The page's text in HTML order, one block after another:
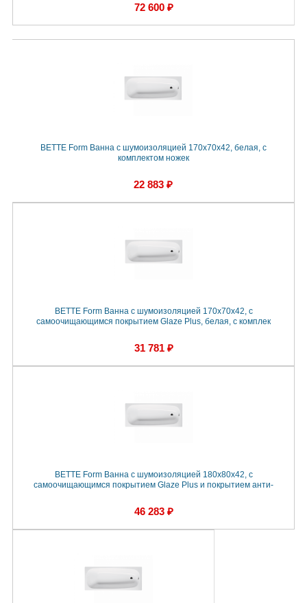
72 600 ₽
BETTE Form Ванна с шумоизоляцией 170х70х42, белая, с
комплектом ножек
22 883 ₽
BETTE Form Ванна с шумоизоляцией 170х70х42, с
самоочищающимся покрытием Glaze Plus, белая, с комплек
31 781 ₽
BETTE Form Ванна с шумоизоляцией 180х80х42, с
самоочищающимся покрытием Glaze Plus и покрытием анти-
46 283 ₽